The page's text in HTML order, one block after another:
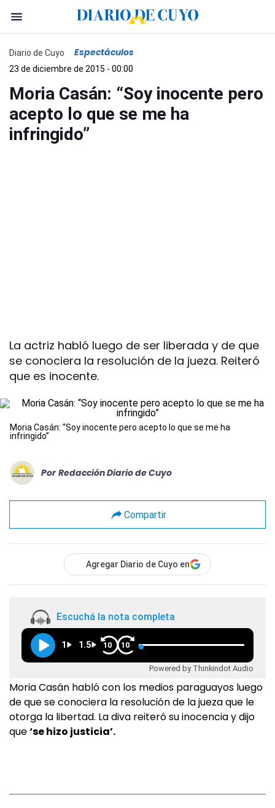
Diario de Cuyo Espectáculos
23 de diciembre de 2015 - 00:00
Moria Casán: “Soy inocente pero
acepto lo que se me ha
infringido”
La actriz habló luego de ser liberada y de que
se conociera la resolución de la jueza. Reiteró
que es inocente.
Moria Casán: “Soy inocente pero acepto lo que se me ha
infringido”
Por Redacción Diario de Cuyo
Compartir
Agregar Diario de Cuyo en
Escuchá la nota completa
1 1.5 10 10
Powered by Thinkindot Audio
Moria Casán habló con los medios paraguayos luego
de que se conociera la resolución de la jueza que le
otorga la libertad. La diva reiteró su inocencia y dijo
que‘se hizo justicia’.